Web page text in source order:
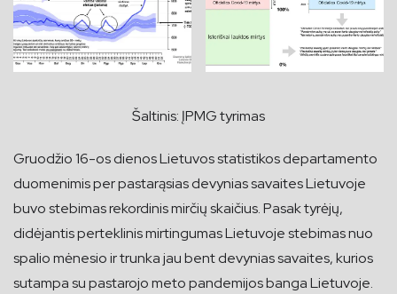
Šaltinis: ĮPMG tyrimas
Gruodžio 16-os dienos Lietuvos statistikos departamento
duomenimis per pastarąsias devynias savaites Lietuvoje
buvo stebimas rekordinis mirčių skaičius. Pasak tyrėjų,
didėjantis perteklinis mirtingumas Lietuvoje stebimas nuo
spalio mėnesio ir trunka jau bent devynias savaites, kurios
sutampa su pastarojo meto pandemijos banga Lietuvoje.